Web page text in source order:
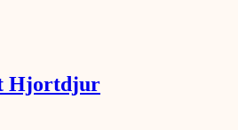
Hjortdjur